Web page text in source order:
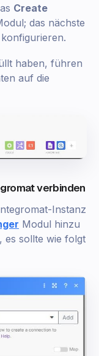
Create
das nächste
haben, führen
auf die
verbinden
Instanz
Modul hinzu
es sollte wie folgt